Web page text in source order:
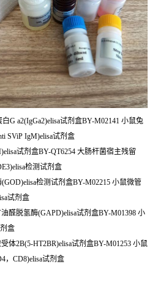
G a2(IgGa2)elisa试剂盒BY-M02141 小鼠兔
SViP IgM)elisa试剂盒
试剂盒BY-QT6254 大肠杆菌宿主残留
检测试剂盒
检测试剂盒BY-M02215 小鼠微管
试剂盒
醛脱氢酶(GAPD)elisa试剂盒BY-M01398 小
盒
体2B(5-HT2BR)elisa试剂盒BY-M01253 小鼠
，CD8)elisa试剂盒